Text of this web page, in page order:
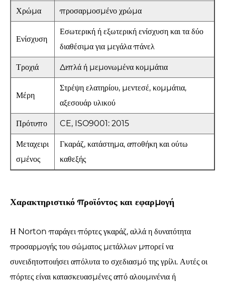
Χρώμα προσαρμοσμένο χρώμα
Ενίσχυση
Εσωτερική ή εξωτερική ενίσχυση και τα δύο
διαθέσιμα για μεγάλα πάνελ
Τροχιά Διπλά ή μεμονωμένα κομμάτια
Μέρη
Στρέψη ελατηρίου, μεντεσέ, κομμάτια,
αξεσουάρ υλικού
Πρότυπο CE, ISO9001: 2015
Μεταχειρι
σμένος
Γκαράζ, κατάστημα, αποθήκη και ούτω
καθεξής
Χαρακτηριστικό προϊόντος και εφαρμογή
Η Norton παράγει πόρτες γκαράζ, αλλά η δυνατότητα
προσαρμογής του σώματος μετάλλων μπορεί να
συνειδητοποιήσει απόλυτα το σχεδιασμό της γρίλι. Αυτές οι
πόρτες είναι κατασκευασμένες από αλουμινένια ή